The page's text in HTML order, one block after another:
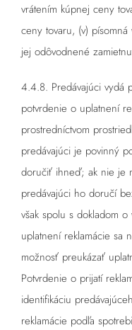
vrátením kúpnej ceny
ceny tovaru, (v)
jej odôvodnené
4.4.8. Predávajúci vydá
potvrdenie o uplatnení
prostredníctvom
predávajúci je povinný
doručiť ihneď; ak nie je
predávajúci ho doručí
však spolu s dokladom
uplatnení reklamácie sa
možnosť preukázať
Potvrdenie o prijatí
identifikáciu
reklamácie podľa